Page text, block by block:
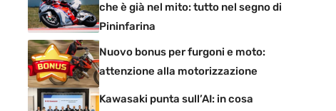
che è già nel mito: tutto nel segno di
Pininfarina
Nuovo bonus per furgoni e moto:
attenzione alla motorizzazione
Kawasaki punta sull’AI: in cosa